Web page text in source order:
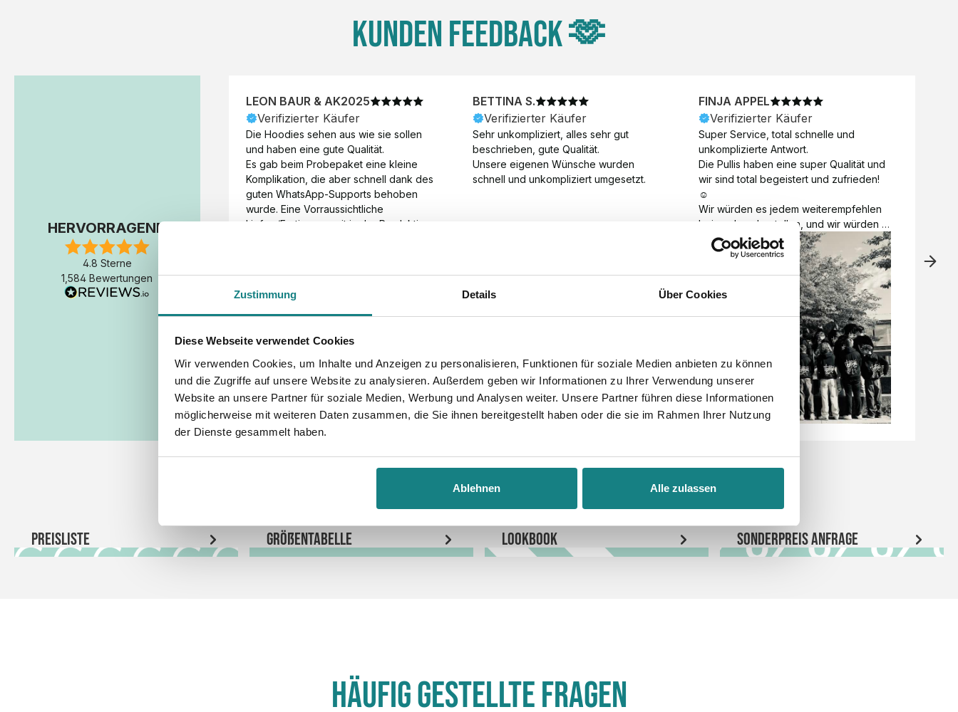
Zustimmung Details Über Cookies
Diese Webseite verwendet Cookies
Wir verwenden Cookies, um Inhalte und Anzeigen zu personalisieren, Funktionen für soziale Medien anbieten zu können
und die Zugriffe auf unsere Website zu analysieren. Außerdem geben wir Informationen zu Ihrer Verwendung unserer
Website an unsere Partner für soziale Medien, Werbung und Analysen weiter. Unsere Partner führen diese Informationen
möglicherweise mit weiteren Daten zusammen, die Sie ihnen bereitgestellt haben oder die sie im Rahmen Ihrer Nutzung
der Dienste gesammelt haben.
Ablehnen Alle zulassen
Kunden Feedback 🫶
HERVORRAGEND
4.8 Sterne
1,584 Bewertungen
LEON BAUR & AK2025
Verifizierter Käufer
Die Hoodies sehen aus wie sie sollen
und haben eine gute Qualität.
Es gab beim Probepaket eine kleine
Komplikation, die aber schnell dank des
guten WhatsApp-Supports behoben
wurde. Eine Vorraussichtliche
Liefer-/Fertigungszeit in der Produktion
Fertigstellung der Produktion.
BETTINA S.
Verifizierter Käufer
Sehr unkompliziert, alles sehr gut
beschrieben, gute Qualität.
Unsere eigenen Wünsche wurden
schnell und unkompliziert umgesetzt.
FINJA APPEL
Verifizierter Käufer
Super Service, total schnelle und
unkomplizierte Antwort.
Die Pullis haben eine super Qualität und
wir sind total begeistert und zufrieden!
☺️
Wir würden es jedem weiterempfehlen
bei euch zu bestellen, und wir würden
es auch sofort nochmal tun!
Vielen Dank für alles 😊
Preisliste Größentabelle LookBook Sonderpreis Anfrage
Häufig gestellte Fragen